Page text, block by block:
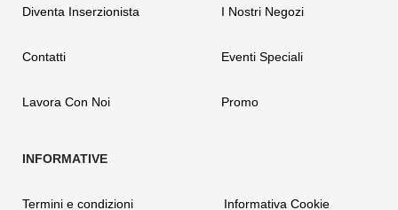
Diventa Inserzionista
Contatti
Lavora Con Noi
I Nostri Negozi
Eventi Speciali
Promo
Termini e condizioni Informativa Cookie